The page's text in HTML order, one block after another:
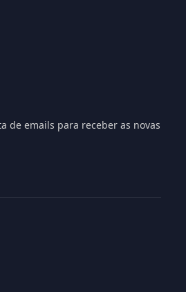
de emails para receber as novas